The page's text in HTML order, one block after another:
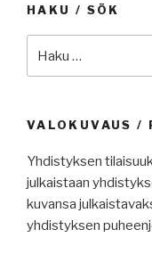
HAKU / SÖK
VALOKUVAUS /
Yhdistyksen
julkaistaan
kuvansa
yhdistyksen